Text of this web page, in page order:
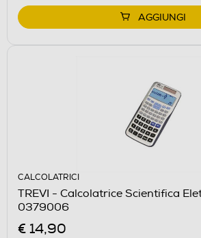
AGGIUNGI
CALCOLATRICI
TREVI - Calcolatrice Scientifica
0379006
€ 14,90